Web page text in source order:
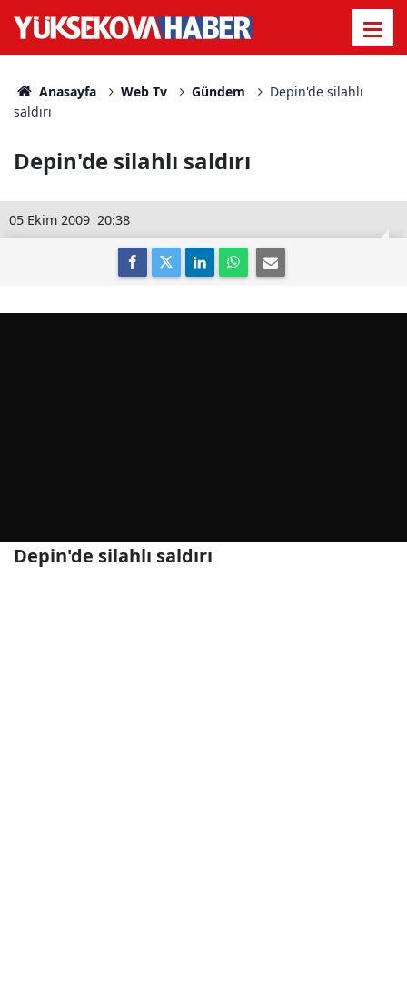
Anasayfa Web Tv Gündem
Depin'de silahlı
saldırı
Depin'de silahlı saldırı
20:38
05 Ekim 2009
Depin'de silahlı saldırı